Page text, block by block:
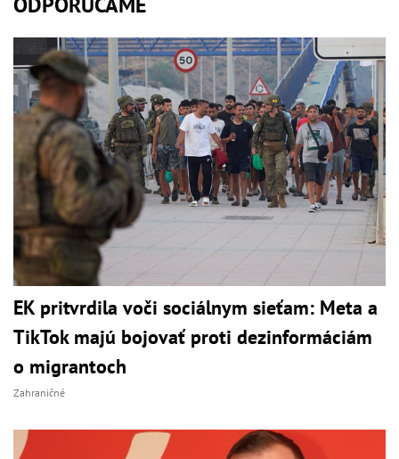
EK pritvrdila voči sociálnym sieťam: Meta a
TikTok majú bojovať proti dezinformáciám
o migrantoch
Zahraničné